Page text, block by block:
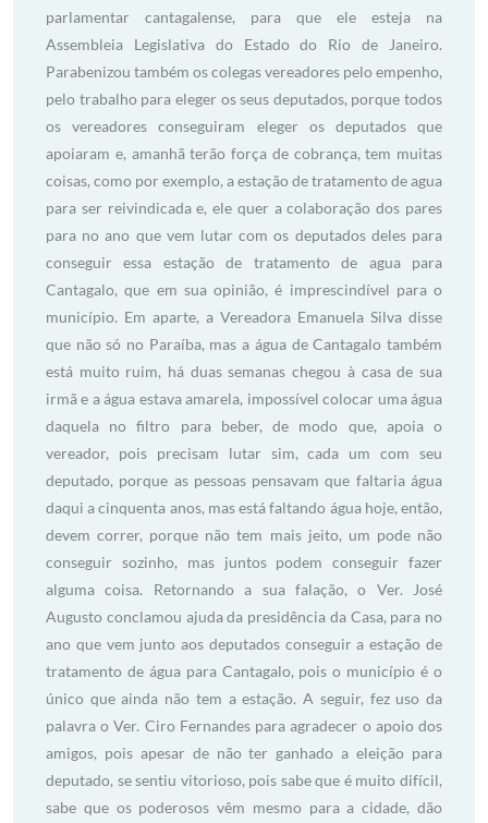
parlamentar cantagalense, para que ele esteja na
Assembleia Legislativa do Estado do Rio de Janeiro.
Parabenizou também os colegas vereadores pelo empenho,
pelo trabalho para eleger os seus deputados, porque todos
os vereadores conseguiram eleger os deputados que
apoiaram e, amanhã terão força de cobrança, tem muitas
coisas, como por exemplo, a estação de tratamento de agua
para ser reivindicada e, ele quer a colaboração dos pares
para no ano que vem lutar com os deputados deles para
conseguir essa estação de tratamento de agua para
Cantagalo, que em sua opinião, é imprescindível para o
município. Em aparte, a Vereadora Emanuela Silva disse
que não só no Paraíba, mas a água de Cantagalo também
está muito ruim, há duas semanas chegou à casa de sua
irmã e a água estava amarela, impossível colocar uma água
daquela no filtro para beber, de modo que, apoia o
vereador, pois precisam lutar sim, cada um com seu
deputado, porque as pessoas pensavam que faltaria água
daqui a cinquenta anos, mas está faltando água hoje, então,
devem correr, porque não tem mais jeito, um pode não
conseguir sozinho, mas juntos podem conseguir fazer
alguma coisa. Retornando a sua falação, o Ver. José
Augusto conclamou ajuda da presidência da Casa, para no
ano que vem junto aos deputados conseguir a estação de
tratamento de água para Cantagalo, pois o município é o
único que ainda não tem a estação. A seguir, fez uso da
palavra o Ver. Ciro Fernandes para agradecer o apoio dos
amigos, pois apesar de não ter ganhado a eleição para
deputado, se sentiu vitorioso, pois sabe que é muito difícil,
sabe que os poderosos vêm mesmo para a cidade, dão